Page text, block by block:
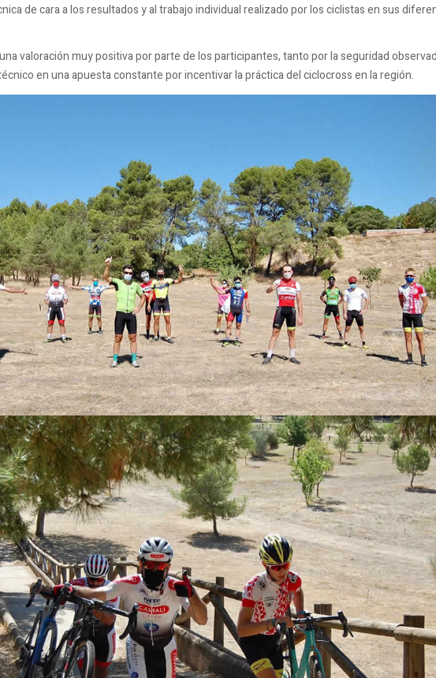
de cara a los resultados y al trabajo individual realizado por los ciclistas en sus
valoración muy positiva por parte de los participantes, tanto por la seguridad
en una apuesta constante por incentivar la práctica del ciclocross en la región.